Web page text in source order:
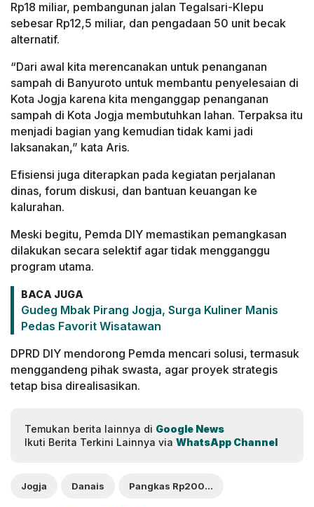
Rp18 miliar, pembangunan jalan Tegalsari-Klepu
sebesar Rp12,5 miliar, dan pengadaan 50 unit becak
alternatif.
“Dari awal kita merencanakan untuk penanganan
sampah di Banyuroto untuk membantu penyelesaian di
Kota Jogja karena kita menganggap penanganan
sampah di Kota Jogja membutuhkan lahan. Terpaksa itu
menjadi bagian yang kemudian tidak kami jadi
laksanakan,” kata Aris.
Efisiensi juga diterapkan pada kegiatan perjalanan
dinas, forum diskusi, dan bantuan keuangan ke
kalurahan.
Meski begitu, Pemda DIY memastikan pemangkasan
dilakukan secara selektif agar tidak mengganggu
program utama.
BACA JUGA
Gudeg Mbak Pirang Jogja, Surga Kuliner Manis
Pedas Favorit Wisatawan
DPRD DIY mendorong Pemda mencari solusi, termasuk
menggandeng pihak swasta, agar proyek strategis
tetap bisa direalisasikan.
Temukan berita lainnya di Google News
Ikuti Berita Terkini Lainnya via WhatsApp Channel
Jogja Danais Pangkas Rp200 miliar